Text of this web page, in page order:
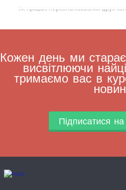
Як працює персоналізований друк
Кожен день ми
висвітлюючи
тримаємо вас в
Підписатися